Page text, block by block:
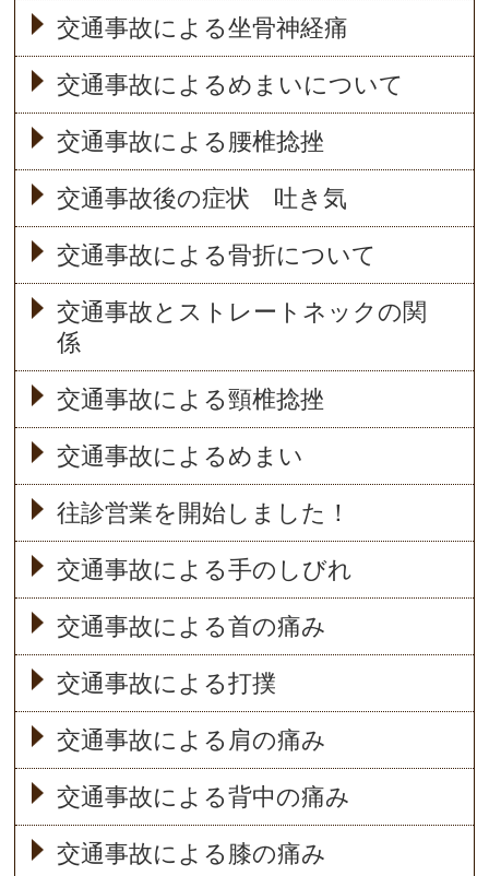
交通事故による坐骨神経痛
交通事故によるめまいについて
交通事故による腰椎捻挫
交通事故後の症状 吐き気
交通事故による骨折について
交通事故とストレートネックの関
係
交通事故による頸椎捻挫
交通事故によるめまい
往診営業を開始しました！
交通事故による手のしびれ
交通事故による首の痛み
交通事故による打撲
交通事故による肩の痛み
交通事故による背中の痛み
交通事故による膝の痛み